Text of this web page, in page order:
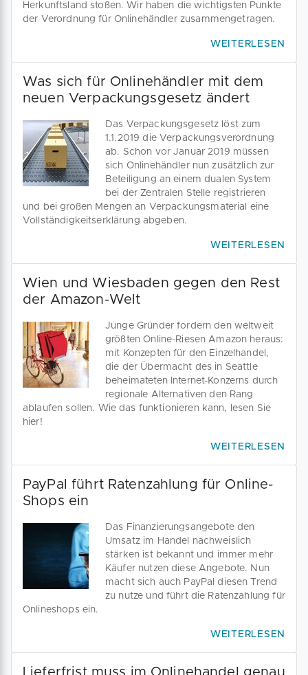
Herkunftsland stoßen. Wir haben die wichtigsten Punkte
der Verordnung für Onlinehändler zusammengetragen.
WEITERLESEN
Was sich für Onlinehändler mit dem
neuen Verpackungsgesetz ändert
Das Verpackungsgesetz löst zum
1.1.2019 die Verpackungsverordnung
ab. Schon vor Januar 2019 müssen
sich Onlinehändler nun zusätzlich zur
Beteiligung an einem dualen System
bei der Zentralen Stelle registrieren
und bei großen Mengen an Verpackungsmaterial eine
Vollständigkeitserklärung abgeben.
WEITERLESEN
Wien und Wiesbaden gegen den Rest
der Amazon-Welt
Junge Gründer fordern den weltweit
größten Online-Riesen Amazon heraus:
mit Konzepten für den Einzelhandel,
die der Übermacht des in Seattle
beheimateten Internet-Konzerns durch
regionale Alternativen den Rang
ablaufen sollen. Wie das funktionieren kann, lesen Sie
hier!
WEITERLESEN
PayPal führt Ratenzahlung für Online-
Shops ein
Das Finanzierungsangebote den
Umsatz im Handel nachweislich
stärken ist bekannt und immer mehr
Käufer nutzen diese Angebote. Nun
macht sich auch PayPal diesen Trend
zu nutze und führt die Ratenzahlung für
Onlineshops ein.
WEITERLESEN
Lieferfrist muss im Onlinehandel genau